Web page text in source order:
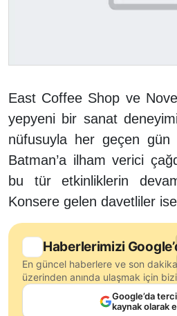
East Coffee Shop ve
yepyeni bir sanat
nüfusuyla her geçen gün
Batman’a ilham verici
bu tür etkinliklerin
Konsere gelen davetliler ise
Haberlerimizi
En güncel haberlere ve son
üzerinden anında ulaşmak için
Google’da
kaynak olarak